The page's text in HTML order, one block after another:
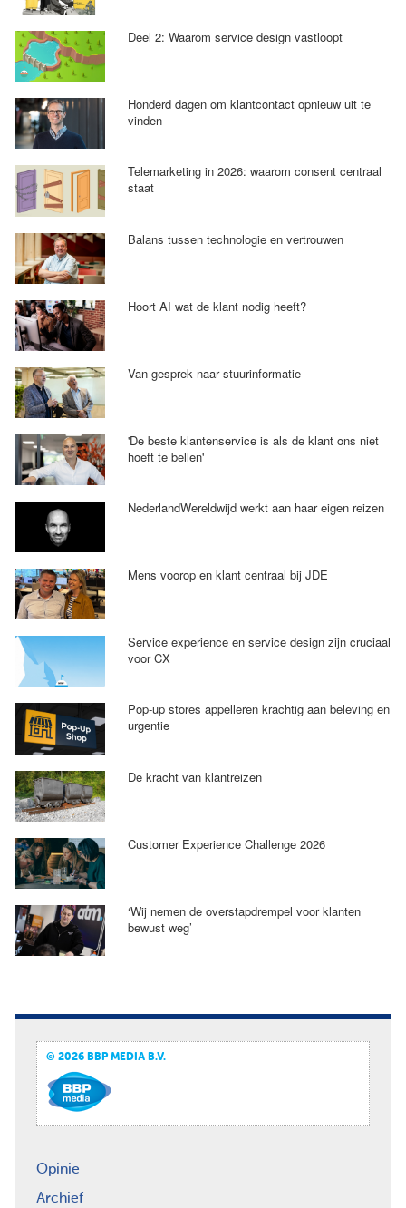
Deel 2: Waarom service design vastloopt
Honderd dagen om klantcontact opnieuw uit te
vinden
Telemarketing in 2026: waarom consent centraal
staat
Balans tussen technologie en vertrouwen
Hoort AI wat de klant nodig heeft?
Van gesprek naar stuurinformatie
'De beste klantenservice is als de klant ons niet
hoeft te bellen'
NederlandWereldwijd werkt aan haar eigen reizen
Mens voorop en klant centraal bij JDE
Service experience en service design zijn cruciaal
voor CX
Pop-up stores appelleren krachtig aan beleving en
urgentie
De kracht van klantreizen
Customer Experience Challenge 2026
‘Wij nemen de overstapdrempel voor klanten
bewust weg’
© 2026 BBP MEDIA B.V.
Opinie
Archief